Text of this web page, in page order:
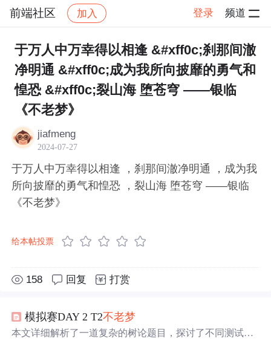
前端社区 加入 登录 频道
社区 前端社区 感慨 帖子详情
于万人中万幸得以相逢 &#xff0c;刹那间澈
净明通 &#xff0c;成为我所向披靡的勇气和
惶恐 &#xff0c;裂山海 堕苍穹 ——银临
《不老梦》
jiafmeng
2024-07-27
于万人中万幸得以相逢 ，刹那间澈净明通 ，成为我
所向披靡的勇气和惶恐 ，裂山海 堕苍穹 ——银临
《不老梦》
给本帖投票
158 回复 打赏
模拟赛DAY 2 T2不老梦
本文详细解析了一道复杂的树论题目，探讨了不同测试点